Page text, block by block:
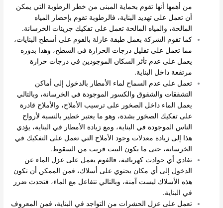
من أهمها أنها تقوم بحماية المبنى من خطر الرطوبة التي يمكن
أن تعمل على تهديد البناية، فالرطوبة تقوم بإحضار المياه
المالحة، والمياه المالحة تعمل على تفكيك جزيئات الخرسانة.
كما تقوم الشركة بعمل طبقة عازلة بالفوم على أسطح البنايات،
مما تعمل على تقليل درجات الحرارة في السطح، وهذا بدوره
يعمل على عدم تأثر السكان الموجودين في درجات حرارة
مرتفعة داخل البناية.
تعمل على عدم السماح لماء الأمطار بالدخول إلى أماكن
التشققات والشقوق والكسور الموجودة في الخرسانة، وبالتالي
يعمل الماء داخل الصخور على ترسيب الأملاح، والأملاح قادرة
على تفكيك الصخور بشدة، وهو ما يعتبر خطير بالنسبة لأرواح
الناس الموجودة في البناية، ومع زيادة الأمطار في البناية، يؤدي
هذا إلى زيادة معدلات وجود الأملاح التي تعمل على التفكيك في
الخرسانة، حتى ما يكون البيت قريب من السقوط.
تفادي أي حوادث كهربائية، فالفوم يعمل على عزل الماء عن
الدخول إلى أي مكان يحتوي على أسلاك، فمن الممكن أن تكون
هذه الأسلاك ليست آمنة، وبالتالي تتفاعل مع الماء، فتحدث ضرر
في البناية.
تعمل على عزل الحشرات من التواجد في البناية، فمن المعروف